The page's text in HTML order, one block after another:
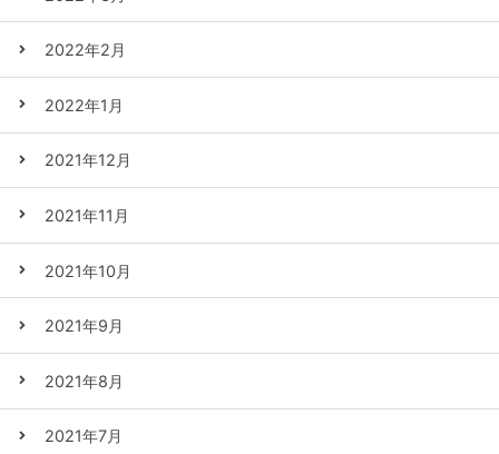
2022年2月
2022年1月
2021年12月
2021年11月
2021年10月
2021年9月
2021年8月
2021年7月